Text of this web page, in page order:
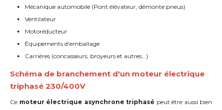
Mécanique automobile (Pont élévateur, démonte pneus)
Ventilateur
Motoréducteur
Équipements d'emballage
Carrières (concasseurs, broyeurs et autres...)
Schéma de branchement d'un moteur électrique
triphasé 230/400V
Ce moteur électrique asynchrone triphasé peut être aussi bien